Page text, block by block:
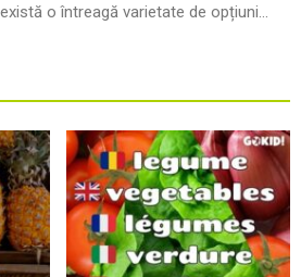
o întreagă varietate de opțiuni...